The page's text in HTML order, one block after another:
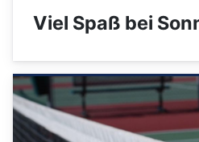
Viel Spaß bei